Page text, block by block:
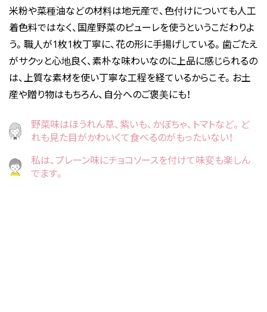
米粉や菜種油などの材料は地元産で、色付けについても人工
着色料ではなく、国産野菜のピューレを使うというこだわりよ
う。職人が1枚1枚丁寧に、花の形に手揚げしている。歯ごたえ
がサクッと心地良く、素朴な味わいなのに上品に感じられるの
は、上質な素材を使い丁寧な工程を経ているからこそ。お土
産や贈り物はもちろん、自分へのご褒美にも！
野菜味はほうれん草、紫いも、かぼちゃ、トマトなど。ど
れも見た目がかわいくて食べるのがもったいない！
私は、プレーン味にチョコソースを付けて味変も楽しん
でます。